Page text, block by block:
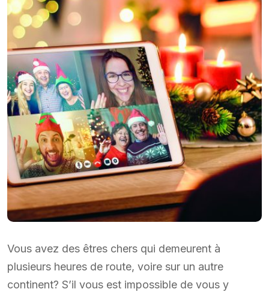
Vous avez des êtres chers qui demeurent à
plusieurs heures de route, voire sur un autre
continent? S’il vous est impossible de vous y